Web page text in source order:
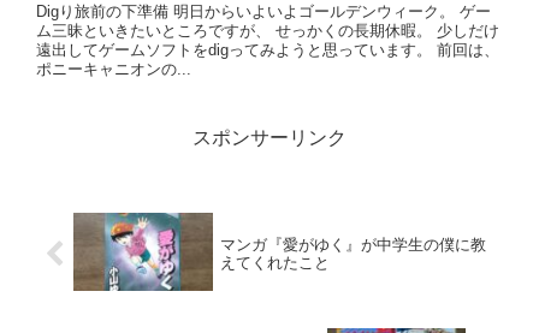
Digり旅前の下準備 明日からいよいよゴールデンウィーク。 ゲー
ム三昧といきたいところですが、 せっかくの長期休暇。 少しだけ
遠出してゲームソフトをdigってみようと思っています。 前回は、
ポニーキャニオンの...
スポンサーリンク
マンガ『愛がゆく』が中学生の僕に教
えてくれたこと